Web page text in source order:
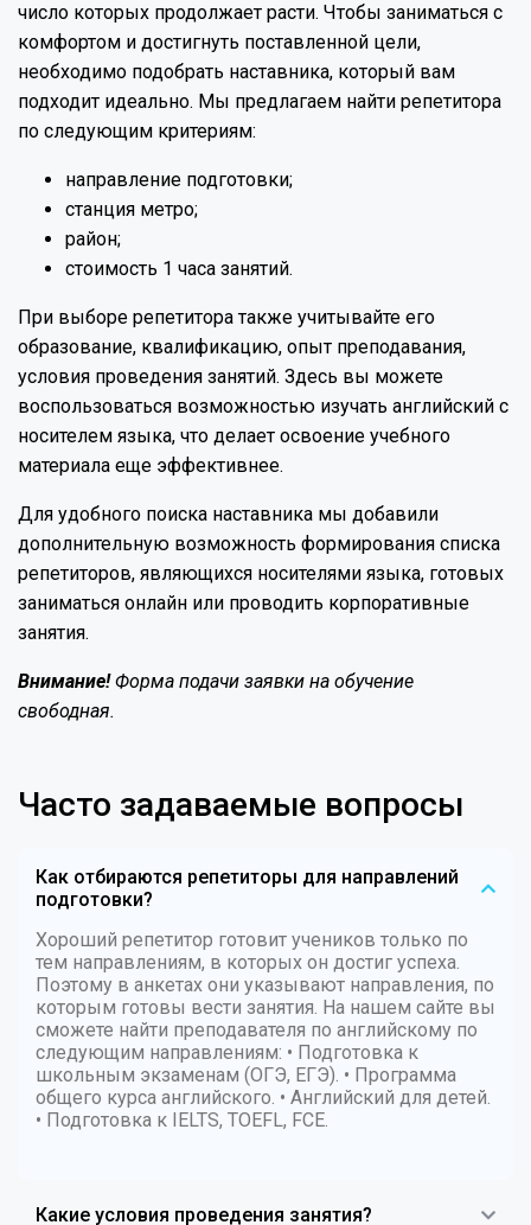
число которых продолжает расти. Чтобы заниматься с
комфортом и достигнуть поставленной цели,
необходимо подобрать наставника, который вам
подходит идеально. Мы предлагаем найти репетитора
по следующим критериям:
направление подготовки;
станция метро;
район;
стоимость 1 часа занятий.
При выборе репетитора также учитывайте его
образование, квалификацию, опыт преподавания,
условия проведения занятий. Здесь вы можете
воспользоваться возможностью изучать английский с
носителем языка, что делает освоение учебного
материала еще эффективнее.
Для удобного поиска наставника мы добавили
дополнительную возможность формирования списка
репетиторов, являющихся носителями языка, готовых
заниматься онлайн или проводить корпоративные
занятия.
Внимание!Форма подачи заявки на обучение
свободная.
Часто задаваемые вопросы
Как отбираются репетиторы для направлений
подготовки?
Хороший репетитор готовит учеников только по
тем направлениям, в которых он достиг успеха.
Поэтому в анкетах они указывают направления, по
которым готовы вести занятия. На нашем сайте вы
сможете найти преподавателя по английскому по
следующим направлениям: • Подготовка к
школьным экзаменам (ОГЭ, ЕГЭ). • Программа
общего курса английского. • Английский для детей.
• Подготовка к IELTS, TOEFL, FCE.
Какие условия проведения занятия?